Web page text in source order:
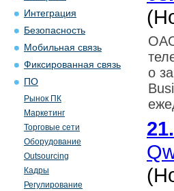
Интеграция
Безопасность
Мобильная связь
Фиксированная связь
ПО
Рынок ПК
Маркетинг
Торговые сети
Оборудование
Outsourcing
Кадры
Регулирование
о